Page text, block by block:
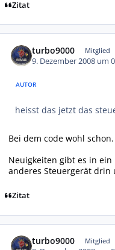
Zitat
turbo9000 Mitglied
9. Dezember 2008 um
AUTOR
heisst das jetzt das
Bei dem code wohl schon.
Neuigkeiten gibt es in
anderes Steuergerät drin
Zitat
turbo9000 Mitglied